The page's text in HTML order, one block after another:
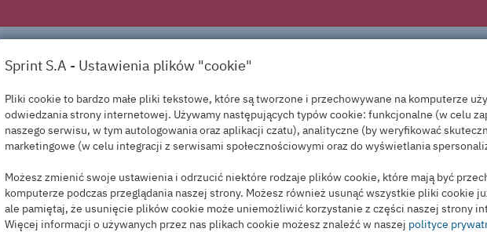
PRODUKTY
.farm
domen .farm
Sprint S.A - Ustawienia plików "cookie"
Pliki cookie to bardzo małe pliki tekstowe, które są tworzone i przechowywane na komputerze
odwiedzania strony internetowej. Używamy następujących typów cookie: funkcjonalne (w celu
naszego serwisu, w tym autologowania oraz aplikacji czatu), analityczne (by weryfikować
marketingowe (w celu integracji z serwisami społecznościowymi oraz do wyświetlania
Możesz zmienić swoje ustawienia i odrzucić niektóre rodzaje plików cookie, które mają być
komputerze podczas przeglądania naszej strony. Możesz również usunąć wszystkie pliki cookie
ale pamiętaj, że usunięcie plików cookie może uniemożliwić korzystanie z części naszej strony
Więcej informacji o używanych przez nas plikach cookie możesz znaleźć w naszej polityce